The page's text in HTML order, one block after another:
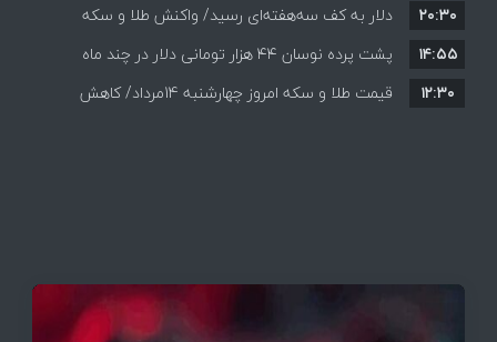
دلار به کف سه‌هفته‌ای رسید/ واکنش طلا و سکه
به بازگشایی تنگه هرمز
۲۰:۳۰
پشت پرده نوسان ۴۴ هزار تومانی دلار در چند ماه
۱۴:۵۵
قیمت طلا و سکه امروز چهارشنبه 14مرداد/ کاهش
۱۲:۳۰